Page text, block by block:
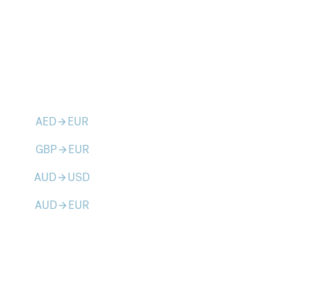
AEDarrow_forward EUR
GBParrow_forward EUR
AUDarrow_forward USD
AUDarrow_forward EUR